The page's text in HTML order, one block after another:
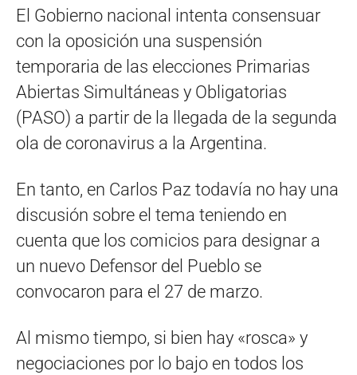
El Gobierno nacional intenta consensuar
con la oposición una suspensión
temporaria de las elecciones Primarias
Abiertas Simultáneas y Obligatorias
(PASO) a partir de la llegada de la segunda
ola de coronavirus a la Argentina.
En tanto, en Carlos Paz todavía no hay una
discusión sobre el tema teniendo en
cuenta que los comicios para designar a
un nuevo Defensor del Pueblo se
convocaron para el 27 de marzo.
Al mismo tiempo, si bien hay «rosca» y
negociaciones por lo bajo en todos los